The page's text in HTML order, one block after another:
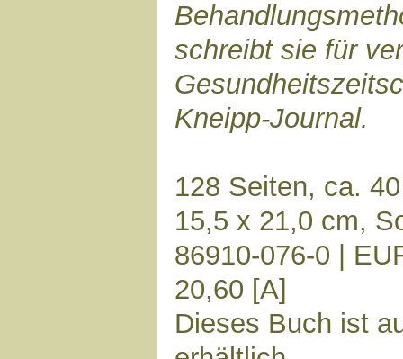
schreibt sie für
Kneipp-Journal.
128 Seiten, ca.
15,5 x 21,0 cm,
86910-076-0 |
20,60 [A]
Dieses Buch ist